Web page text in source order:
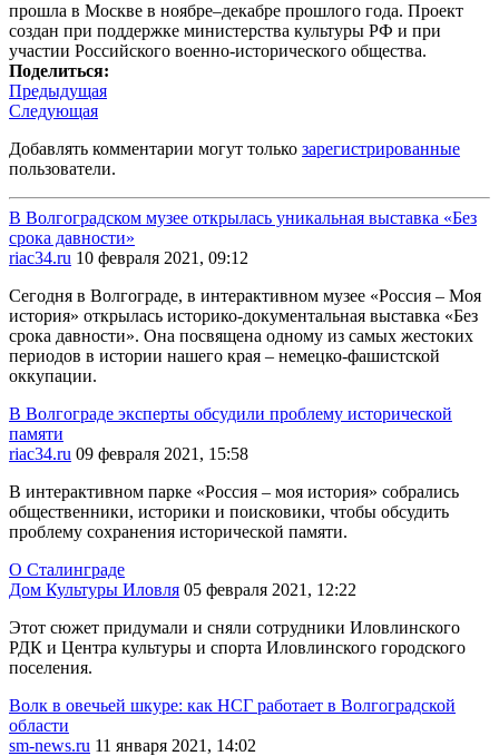
прошла в Москве в ноябре–декабре прошлого года. Проект
создан при поддержке министерства культуры РФ и при
участии Российского военно-исторического общества.
Поделиться:
Предыдущая
Следующая
Добавлять комментарии могут только зарегистрированные
пользователи.
В Волгоградском музее открылась уникальная выставка «Без
срока давности»
riac34.ru 10 февраля 2021, 09:12
Сегодня в Волгограде, в интерактивном музее «Россия – Моя
история» открылась историко-документальная выставка «Без
срока давности». Она посвящена одному из самых жестоких
периодов в истории нашего края – немецко-фашистской
оккупации.
В Волгограде эксперты обсудили проблему исторической
памяти
riac34.ru 09 февраля 2021, 15:58
В интерактивном парке «Россия – моя история» собрались
общественники, историки и поисковики, чтобы обсудить
проблему сохранения исторической памяти.
О Сталинграде
Дом Культуры Иловля 05 февраля 2021, 12:22
Этот сюжет придумали и сняли сотрудники Иловлинского
РДК и Центра культуры и спорта Иловлинского городского
поселения.
Волк в овечьей шкуре: как НСГ работает в Волгоградской
области
sm-news.ru 11 января 2021, 14:02